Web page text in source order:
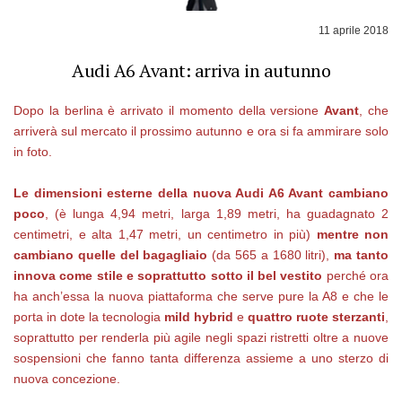
11 aprile 2018
Audi A6 Avant: arriva in autunno
Dopo la berlina è arrivato il momento della versioneAvant, che
arriverà sul mercato il prossimo autunno e ora si fa ammirare solo
in foto.
Le dimensioni esterne della nuova Audi A6 Avant cambiano
poco, (è lunga 4,94 metri, larga 1,89 metri, ha guadagnato 2
centimetri, e alta 1,47 metri, un centimetro in più) mentre non
cambiano quelle del bagagliaio (da 565 a 1680 litri), ma tanto
innova come stile e soprattutto sotto il bel vestito perché ora
ha anch’essa la nuova piattaforma che serve pure la A8 e che le
porta in dote la tecnologia mild hybrid e quattro ruote sterzanti,
soprattutto per renderla più agile negli spazi ristretti oltre a nuove
sospensioni che fanno tanta differenza assieme a uno sterzo di
nuova concezione.